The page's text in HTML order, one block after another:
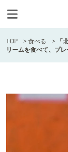
TOP >食べる > 「
リームを食べて、プ